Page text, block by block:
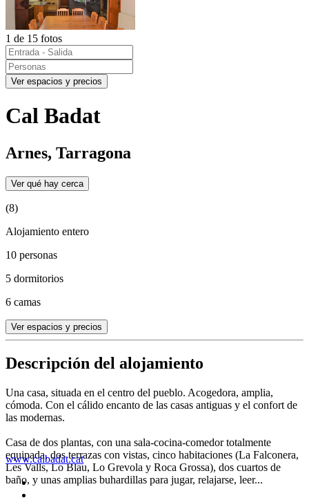
1 de 15 fotos
Ver espacios y precios
Cal Badat
Arnes, Tarragona
Ver qué hay cerca
(8)
Alojamiento entero
10 personas
5 dormitorios
6 camas
Ver espacios y precios
Descripción del alojamiento
Una casa, situada en el centro del pueblo. Acogedora, amplia,
cómoda. Con el cálido encanto de las casas antiguas y el confort de
las modernas.
Casa de dos plantas, con una sala-cocina-comedor totalmente
equipada, dos terrazas con vistas, cinco habitaciones (La Falconera,
Les Valls, Lo Blau, Lo Grevola y Roca Grossa), dos cuartos de
baño, y unas amplias buhardillas para jugar, relajarse, leer...
www.calbadat.cat